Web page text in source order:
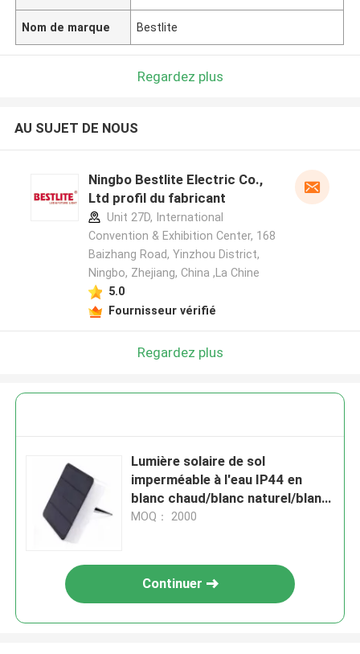
Nom de marque Bestlite
Regardez plus
AU SUJET DE NOUS
Ningbo Bestlite Electric Co.,
Ltd profil du fabricant
Unit 27D, International
Convention & Exhibition Center, 168
Baizhang Road, Yinzhou District,
Ningbo, Zhejiang, China ,La Chine
5.0
Fournisseur vérifié
Regardez plus
Lumière solaire de sol
imperméable à l'eau IP44 en
blanc chaud/blanc naturel/blanc
pour l'extérieur
MOQ： 2000
Continuer